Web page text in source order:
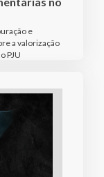
e
a valorização
PJU